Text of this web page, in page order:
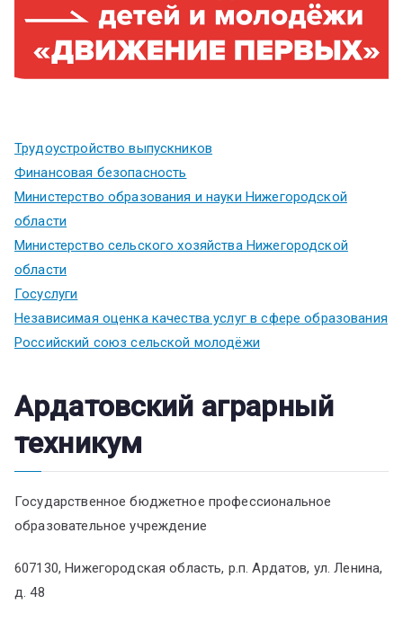
Трудоустройство выпускников
Финансовая безопасность
Министерство образования и науки Нижегородской
области
Министерство сельского хозяйства Нижегородской
области
Госуслуги
Независимая оценка качества услуг в сфере образования
Российский союз сельской молодёжи
Ардатовский аграрный
техникум
Государственное бюджетное профессиональное
образовательное учреждение
607130, Нижегородская область, р.п. Ардатов, ул. Ленина,
д. 48